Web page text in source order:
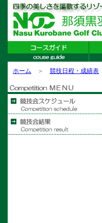
ホーム ＞ 競技日程・成績表